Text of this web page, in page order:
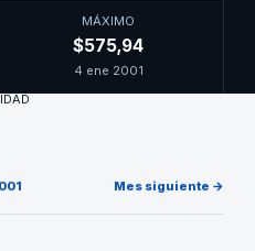
MÁXIMO
$575,94
4 ene 2001
Mes siguiente →